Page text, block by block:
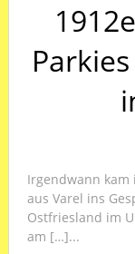
Irgendwann
aus Varel ins
Ostfriesland im
am […]...